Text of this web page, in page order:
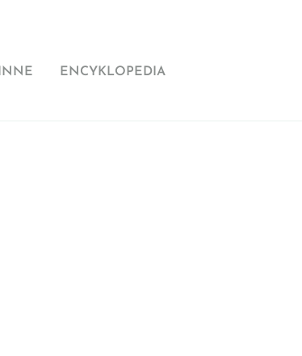
INNE ENCYKLOPEDIA